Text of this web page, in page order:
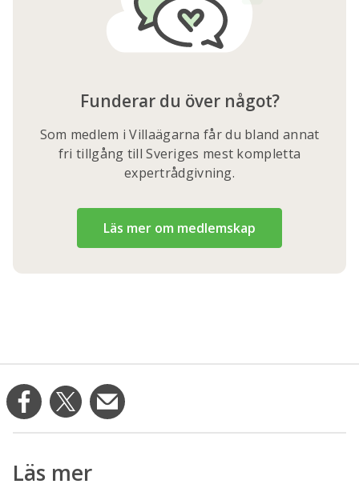
Funderar du över något?
Som medlem i Villaägarna får du bland annat
fri tillgång till Sveriges mest kompletta
expertrådgivning.
Läs mer om medlemskap
Läs mer